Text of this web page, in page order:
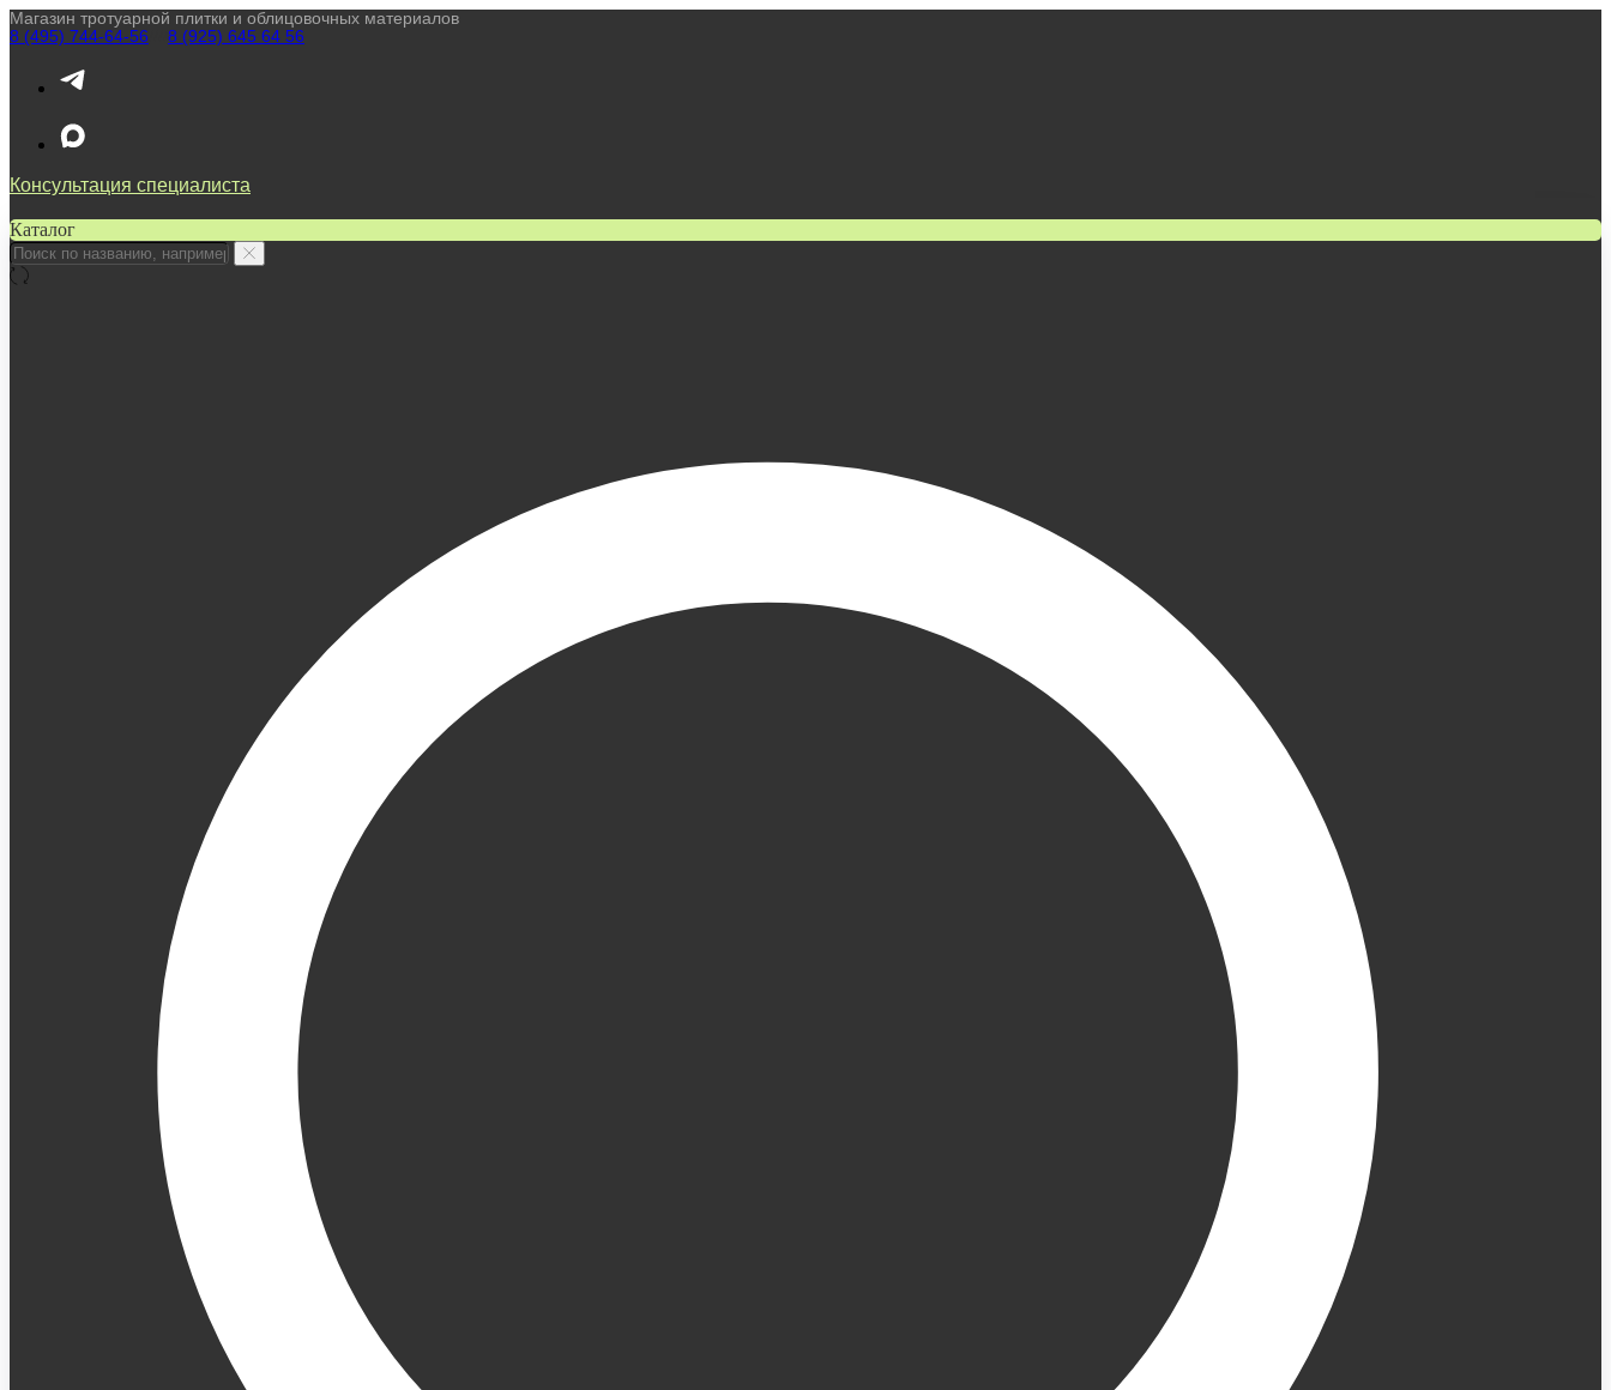
Магазин тротуарной плитки и облицовочных материалов
8 (495) 744-64-56
8 (925) 645 64 56
Консультация специалиста
Каталог